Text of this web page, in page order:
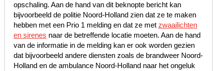
opschaling. Aan de hand van dit beknopte bericht kan
bijvoorbeeld de politie Noord-Holland zien dat ze te maken
hebben met een Prio 1 melding en dat ze met zwaailichten
en sirenes naar de betreffende locatie moeten. Aan de hand
van de informatie in de melding kan er ook worden gezien
dat bijvoorbeeld andere diensten zoals de brandweer Noord-
Holland en de ambulance Noord-Holland naar het ongeluk